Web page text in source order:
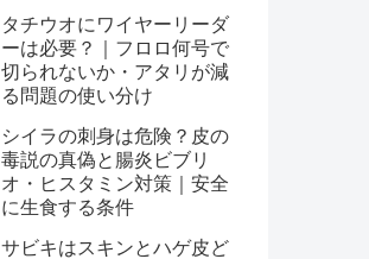
タチウオにワイヤーリーダ
ーは必要？｜フロロ何号で
切られないか・アタリが減
る問題の使い分け
シイラの刺身は危険？皮の
毒説の真偽と腸炎ビブリ
オ・ヒスタミン対策｜安全
に生食する条件
サビキはスキンとハゲ皮ど